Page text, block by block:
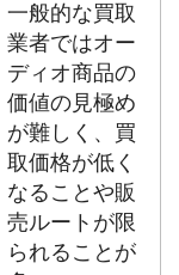
一般的な買取
業者ではオー
ディオ商品の
価値の見極め
が難しく、買
取価格が低く
なることや販
売ルートが限
られることが